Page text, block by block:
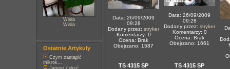
Wisła
Wisła
Ostatnie Artykuły
Czym zastąpić
mikrok...
Janusz Łokuć
Data: 26/09/2009
09:28
Dodany przez: stryker
Komentarzy: 0
Ocena: Brak
Obejrzano: 1587
Data: 26/09/2009
09:28
Dodany przez: stryker
Komentarzy: 0
Ocena: Brak
Obejrzano: 1661
TS 4315 SP TS 4315 SP